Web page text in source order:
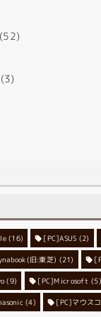
(3)
(16) [PC]ASUS (2)
旧:東芝) (21)
(9) [PC]Microsoft (5)
(4) [PC]マウス